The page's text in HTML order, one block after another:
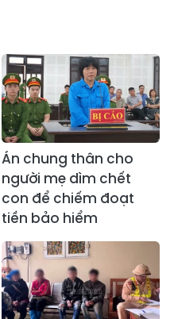
Án chung thân cho
người mẹ dìm chết
con để chiếm đoạt
tiền bảo hiểm